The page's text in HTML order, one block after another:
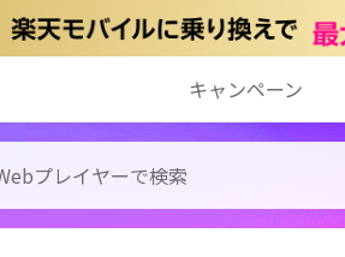
キャンペーン